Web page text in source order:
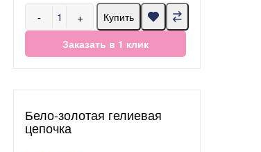
- +
Купить
Заказать в 1 клик
Бело-золотая гелиевая
цепочка